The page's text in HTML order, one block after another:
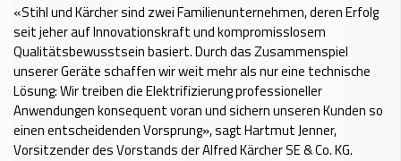
«Stihl und Kärcher sind zwei Familienunternehmen, deren Erfolg
seit jeher auf Innovationskraft und kompromisslosem
Qualitätsbewusstsein basiert. Durch das Zusammenspiel
unserer Geräte schaffen wir weit mehr als nur eine technische
Lösung: Wir treiben die Elektrifizierung professioneller
Anwendungen konsequent voran und sichern unseren Kunden so
einen entscheidenden Vorsprung», sagt Hartmut Jenner,
Vorsitzender des Vorstands der Alfred Kärcher SE & Co. KG.